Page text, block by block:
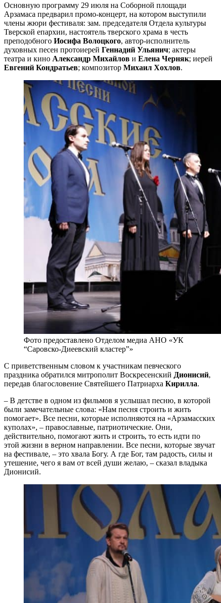
Основную программу 29 июля на Соборной площади
Арзамаса предварил промо-концерт, на котором выступили
члены жюри фестиваля: зам. председателя Отдела культуры
Тверской епархии, настоятель тверского храма в честь
преподобного Иосифа Волоцкого, автор-исполнитель
духовных песен протоиерей Геннадий Ульянич; актеры
театра и кино Александр Михайлов и Елена Черняк; иерей
Евгений Кондратьев; композитор Михаил Хохлов.
Фото предоставлено Отделом медиа АНО «УК
“Саровско-Диеевский кластер”»
С приветственным словом к участникам певческого
праздника обратился митрополит Воскресенский Дионисий,
передав благословение Святейшего Патриарха Кирилла.
– В детстве в одном из фильмов я услышал песню, в которой
были замечательные слова: «Нам песня строить и жить
помогает». Все песни, которые исполняются на «Арзамасских
куполах», – православные, патриотические. Они,
действительно, помогают жить и строить, то есть идти по
этой жизни в верном направлении. Все песни, которые звучат
на фестивале, – это хвала Богу. А где Бог, там радость, силы и
утешение, чего я вам от всей души желаю, – сказал владыка
Дионисий.